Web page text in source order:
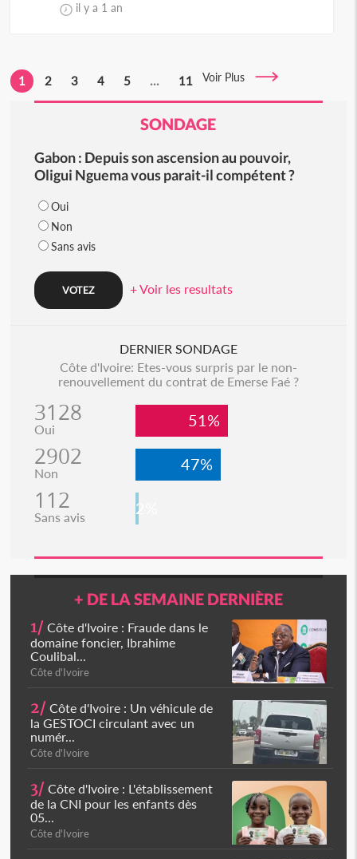
il y a 1 an
1 2 3 4 5 ... 11 Voir Plus
SONDAGE
Gabon : Depuis son ascension au pouvoir,
Oligui Nguema vous parait-il compétent ?
Oui
Non
Sans avis
+ Voir les resultats
DERNIER SONDAGE
Côte d'Ivoire: Etes-vous surpris par le non-
renouvellement du contrat de Emerse Faé ?
3128
Oui 51%
2902
Non 47%
112
Sans avis 2%
+ DE LA SEMAINE DERNIÈRE
1/ Côte d'Ivoire : Fraude dans le
domaine foncier, Ibrahime
Coulibal...
Côte d'Ivoire
2/ Côte d'Ivoire : Un véhicule de
la GESTOCI circulant avec un
numér...
Côte d'Ivoire
3/ Côte d'Ivoire : L'établissement
de la CNI pour les enfants dès
05...
Côte d'Ivoire